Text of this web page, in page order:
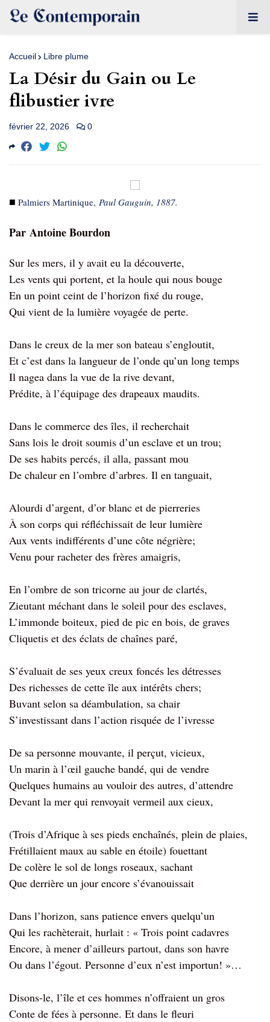
Accueil Libre plume
La Désir du Gain ou Le
flibustier ivre
février 22, 2026 0
■ Palmiers Martinique, Paul Gauguin, 1887.
Par Antoine Bourdon
Sur les mers, il y avait eu la découverte,
Les vents qui portent, et la houle qui nous bouge
En un point ceint de l’horizon fixé du rouge,
Qui vient de la lumière voyagée de perte.
Dans le creux de la mer son bateau s’engloutit,
Et c’est dans la langueur de l’onde qu’un long temps
Il nagea dans la vue de la rive devant,
Prédite, à l’équipage des drapeaux maudits.
Dans le commerce des îles, il recherchait
Sans lois le droit soumis d’un esclave et un trou;
De ses habits percés, il alla, passant mou
De chaleur en l’ombre d’arbres. Il en tanguait,
Alourdi d’argent, d’or blanc et de pierreries
À son corps qui réfléchissait de leur lumière
Aux vents indifférents d’une côte négrière;
Venu pour racheter des frères amaigris,
En l’ombre de son tricorne au jour de clartés,
Zieutant méchant dans le soleil pour des esclaves,
L’immonde boiteux, pied de pic en bois, de graves
Cliquetis et des éclats de chaînes paré,
S’évaluait de ses yeux creux foncés les détresses
Des richesses de cette île aux intérêts chers;
Buvant selon sa déambulation, sa chair
S’investissant dans l’action risquée de l’ivresse
De sa personne mouvante, il perçut, vicieux,
Un marin à l’œil gauche bandé, qui de vendre
Quelques humains au vouloir des autres, d’attendre
Devant la mer qui renvoyait vermeil aux cieux,
(Trois d’Afrique à ses pieds enchaînés, plein de plaies,
Frétillaient maux au sable en étoile) fouettant
De colère le sol de longs roseaux, sachant
Que derrière un jour encore s’évanouissait
Dans l’horizon, sans patience envers quelqu’un
Qui les rachèterait, hurlait : « Trois point cadavres
Encore, à mener d’ailleurs partout, dans son havre
Ou dans l’égout. Personne d’eux n’est importun! »…
Disons-le, l’île et ces hommes n’offraient un gros
Conte de fées à personne. Et dans le fleuri